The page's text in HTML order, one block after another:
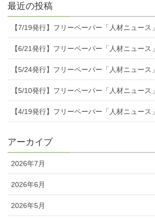
最近の投稿
【7/19発行】フリーペーパー「人材ニュース」
【6/21発行】フリーペーパー「人材ニュース」
【5/24発行】フリーペーパー「人材ニュース」
【5/10発行】フリーペーパー「人材ニュース」
【4/19発行】フリーペーパー「人材ニュース」
アーカイブ
2026年7月
2026年6月
2026年5月